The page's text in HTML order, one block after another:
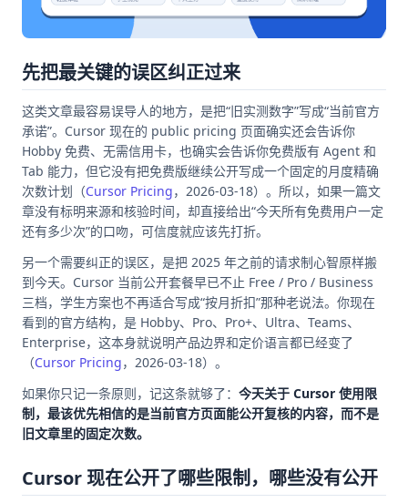
先把最关键的误区纠正过来
这类文章最容易误导人的地方，是把“旧实测数字”写成“当前官方
承诺”。Cursor 现在的 public pricing 页面确实还会告诉你
Hobby 免费、无需信用卡，也确实会告诉你免费版有 Agent 和
Tab 能力，但它没有把免费版继续公开写成一个固定的月度精确
次数计划（Cursor Pricing，2026-03-18）。所以，如果一篇文
章没有标明来源和核验时间，却直接给出“今天所有免费用户一定
还有多少次”的口吻，可信度就应该先打折。
另一个需要纠正的误区，是把 2025 年之前的请求制心智原样搬
到今天。Cursor 当前公开套餐早已不止 Free / Pro / Business
三档，学生方案也不再适合写成“按月折扣”那种老说法。你现在
看到的官方结构，是 Hobby、Pro、Pro+、Ultra、Teams、
Enterprise，这本身就说明产品边界和定价语言都已经变了
（Cursor Pricing，2026-03-18）。
如果你只记一条原则，记这条就够了： 今天关于 Cursor 使用限
制，最该优先相信的是当前官方页面能公开复核的内容，而不是
旧文章里的固定次数。
Cursor 现在公开了哪些限制，哪些没有公开